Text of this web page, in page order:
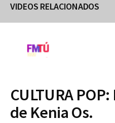
VIDEOS RELACIONADOS
CULTURA
de Kenia Os.